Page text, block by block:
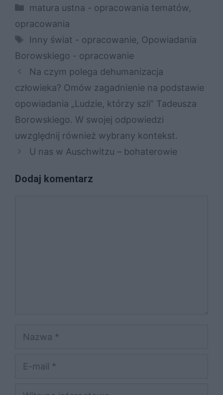
Kategorie
matura ustna - opracowania tematów,
opracowania
Tagi
Inny świat - opracowanie, Opowiadania
Borowskiego - opracowanie
Na czym polega dehumanizacja
człowieka? Omów zagadnienie na podstawie
opowiadania „Ludzie, którzy szli” Tadeusza
Borowskiego. W swojej odpowiedzi
uwzględnij również wybrany kontekst.
U nas w Auschwitzu – bohaterowie
Dodaj komentarz
Nazwa
Witryna